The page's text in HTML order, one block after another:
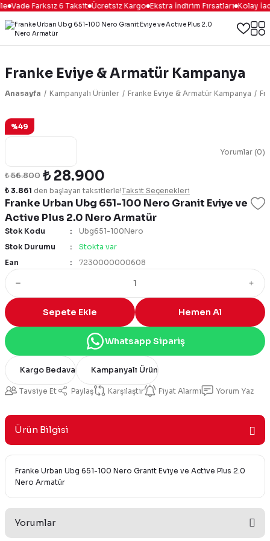
Vade Farksız 6 Taksit Ücretsiz Kargo Ekstra İndirim Fırsatları Kolay
Franke Eviye & Armatür Kampanya
Anasayfa Kampanyalı Ürünler Franke Eviye & Armatür Kampanya
%49
Yorumlar (0)
Franke Urban Ubg 651-100 Nero Granit Eviye ve
Active Plus 2.0 Nero Armatür
₺ 56.800 ₺ 28.900
₺ 3.861 den başlayan taksitlerle!Taksit Seçenekleri
Stok Kodu
Ubg651-100Nero
Stok Durumu
Stokta var
Ean
7230000000608
Sepete Ekle Hemen Al
Whatsapp Sipariş
Kargo Bedava Kampanyalı Ürün
Tavsiye Et Paylaş Karşılaştır Fiyat Alarmı Yorum Yaz
Ürün Bilgisi
Franke Urban Ubg 651-100 Nero Granit Eviye ve Active Plus 2.0
Nero Armatür
Yorumlar